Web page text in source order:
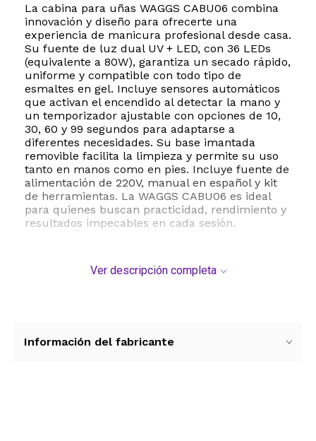
La cabina para uñas WAGGS CABU06 combina
innovación y diseño para ofrecerte una
experiencia de manicura profesional desde casa.
Su fuente de luz dual UV + LED, con 36 LEDs
(equivalente a 80W), garantiza un secado rápido,
uniforme y compatible con todo tipo de
esmaltes en gel. Incluye sensores automáticos
que activan el encendido al detectar la mano y
un temporizador ajustable con opciones de 10,
30, 60 y 99 segundos para adaptarse a
diferentes necesidades. Su base imantada
removible facilita la limpieza y permite su uso
tanto en manos como en pies. Incluye fuente de
alimentación de 220V, manual en español y kit
de herramientas. La WAGGS CABU06 es ideal
para quienes buscan practicidad, rendimiento y
resultados impecables en cada sesión.
Ver descripción completa
Información del fabricante